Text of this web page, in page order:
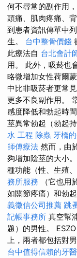
何不尋常的副作用
頭痛、肌肉疼痛、
到患者資訊傳單中
生。 台中整骨價錢
此療法自 台北會計
用。 此外，吸菸也
略微增加女性荷爾
中比非吸菸者更常
更多不良副作用。
感度降低和勃起時
莖異常勃起（勃起
水 工程 除蟲 牙橋
師傅療法 然而，由
夠增加陰莖的大小
種功能（性、生殖
務所服務 （它也用
如關節疼痛）和勃
義徵信公司推薦 跳
記帳事務所 真空幫
題）的男性。
上，兩者都包括對
台中值得信賴的牙醫